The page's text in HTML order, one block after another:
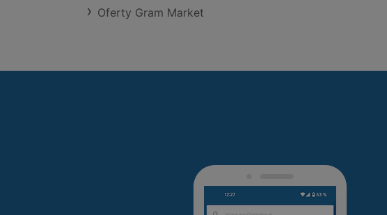
Oferty Gram Market